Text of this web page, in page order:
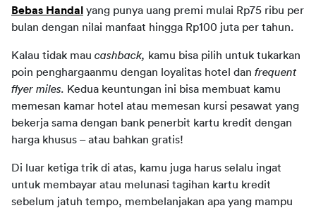
Bebas Handal yang punya uang premi mulai Rp75 ribu per
bulan dengan nilai manfaat hingga Rp100 juta per tahun.
Kalau tidak mau cashback, kamu bisa pilih untuk tukarkan
poin penghargaanmu dengan loyalitas hotel dan frequent
flyer miles. Kedua keuntungan ini bisa membuat kamu
memesan kamar hotel atau memesan kursi pesawat yang
bekerja sama dengan bank penerbit kartu kredit dengan
harga khusus – atau bahkan gratis!
Di luar ketiga trik di atas, kamu juga harus selalu ingat
untuk membayar atau melunasi tagihan kartu kredit
sebelum jatuh tempo, membelanjakan apa yang mampu